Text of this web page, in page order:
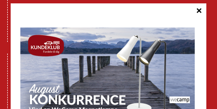
GPDR - Optagelse af foto og video
Nye Campingvogne
Nye Autocampere og Vans
Brugte Campingvogne
Brugte Autocampere og Vans